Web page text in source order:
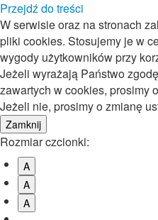
Przejdź do treści
W serwisie oraz na stronach
pliki cookies. Stosujemy je w
wygody użytkowników przy
Jeżeli wyrażają Państwo
zawartych w cookies, prosimy
Jeżeli nie, prosimy o zmianę
Rozmiar czcionki:
A
A
A